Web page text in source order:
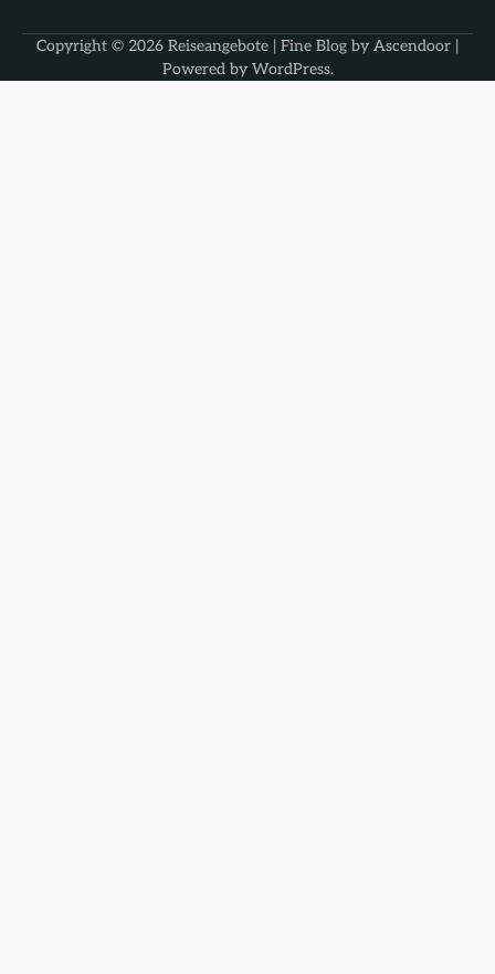
Copyright © 2026 Reiseangebote | Fine Blog by Ascendoor |
Powered by WordPress.